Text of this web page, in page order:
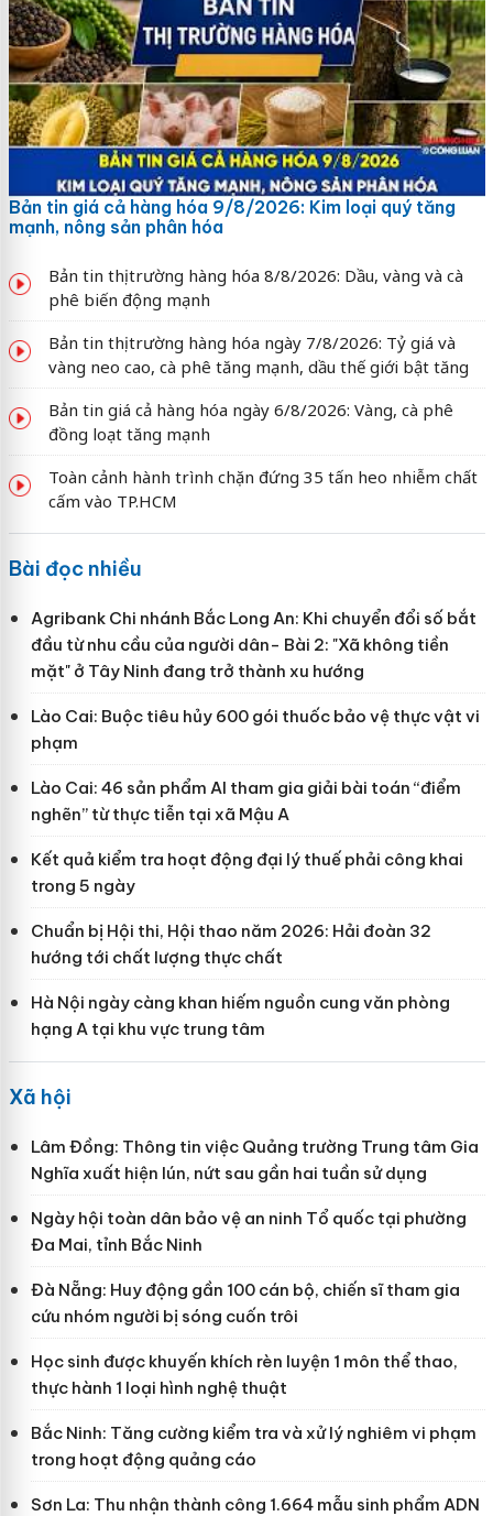
Bản tin giá cả hàng hóa 9/8/2026: Kim loại quý tăng
mạnh, nông sản phân hóa
Bản tin thị trường hàng hóa 8/8/2026: Dầu, vàng và cà
phê biến động mạnh
Bản tin thị trường hàng hóa ngày 7/8/2026: Tỷ giá và
vàng neo cao, cà phê tăng mạnh, dầu thế giới bật tăng
Bản tin giá cả hàng hóa ngày 6/8/2026: Vàng, cà phê
đồng loạt tăng mạnh
Toàn cảnh hành trình chặn đứng 35 tấn heo nhiễm chất
cấm vào TP.HCM
Bài đọc nhiều
Agribank Chi nhánh Bắc Long An: Khi chuyển đổi số bắt
đầu từ nhu cầu của người dân- Bài 2: "Xã không tiền
mặt" ở Tây Ninh đang trở thành xu hướng
Lào Cai: Buộc tiêu hủy 600 gói thuốc bảo vệ thực vật vi
phạm
Lào Cai: 46 sản phẩm AI tham gia giải bài toán “điểm
nghẽn” từ thực tiễn tại xã Mậu A
Kết quả kiểm tra hoạt động đại lý thuế phải công khai
trong 5 ngày
Chuẩn bị Hội thi, Hội thao năm 2026: Hải đoàn 32
hướng tới chất lượng thực chất
Hà Nội ngày càng khan hiếm nguồn cung văn phòng
hạng A tại khu vực trung tâm
Xã hội
Lâm Đồng: Thông tin việc Quảng trường Trung tâm Gia
Nghĩa xuất hiện lún, nứt sau gần hai tuần sử dụng
Ngày hội toàn dân bảo vệ an ninh Tổ quốc tại phường
Đa Mai, tỉnh Bắc Ninh
Đà Nẵng: Huy động gần 100 cán bộ, chiến sĩ tham gia
cứu nhóm người bị sóng cuốn trôi
Học sinh được khuyến khích rèn luyện 1 môn thể thao,
thực hành 1 loại hình nghệ thuật
Bắc Ninh: Tăng cường kiểm tra và xử lý nghiêm vi phạm
trong hoạt động quảng cáo
Sơn La: Thu nhận thành công 1.664 mẫu sinh phẩm ADN